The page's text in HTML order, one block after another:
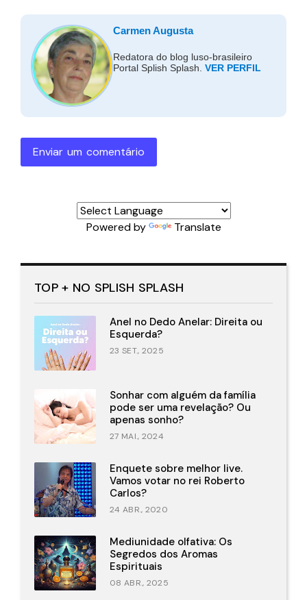
Carmen Augusta
Redatora do blog luso-brasileiro
Portal Splish Splash. VER PERFIL
Enviar um comentário
Powered by Translate
TOP + NO SPLISH SPLASH
Anel no Dedo Anelar: Direita ou
Esquerda?
23 SET., 2025
Sonhar com alguém da família
pode ser uma revelação? Ou
apenas sonho?
27 MAI., 2024
Enquete sobre melhor live.
Vamos votar no rei Roberto
Carlos?
24 ABR., 2020
Mediunidade olfativa: Os
Segredos dos Aromas
Espirituais
08 ABR., 2025